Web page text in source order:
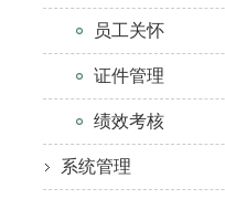
员工关怀
证件管理
绩效考核
系统管理